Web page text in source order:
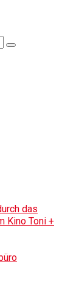
das
Kino Toni +